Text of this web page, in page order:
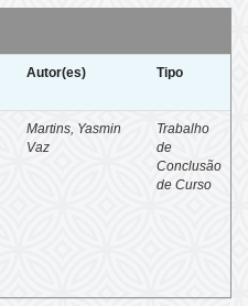
Autor(es) Tipo
Martins, Yasmin
Vaz
Trabalho
de
Conclusão
de Curso